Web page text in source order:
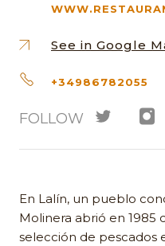
See in Google
+34986782055
FOLLOW
En Lalín, un pueblo
Molinera abrió en 1985
selección de pescados